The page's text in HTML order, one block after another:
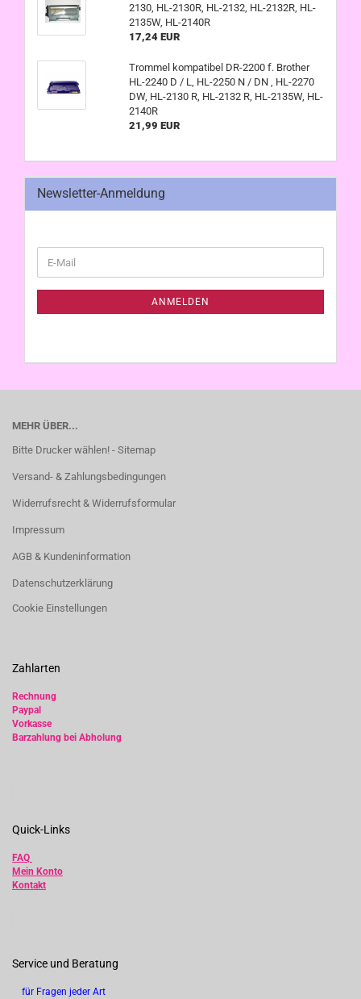
2130, HL-2130R, HL-2132, HL-2132R, HL-
2135W, HL-2140R
17,24 EUR
Trommel kompatibel DR-2200 f. Brother
HL-2240 D / L, HL-2250 N / DN , HL-2270
DW, HL-2130 R, HL-2132 R, HL-2135W, HL-
2140R
21,99 EUR
Newsletter-Anmeldung
ZUR
E-
Mail
ANMELDEN
MEHR ÜBER...
Bitte Drucker wählen! - Sitemap
Versand- & Zahlungsbedingungen
Widerrufsrecht & Widerrufsformular
Impressum
AGB & Kundeninformation
Datenschutzerklärung
Cookie Einstellungen
Zahlarten
Rechnung
Paypal
Vorkasse
Barzahlung bei Abholung
Quick-Links
FAQ
Mein Konto
Kontakt
Service und Beratung
für Fragen jeder Art